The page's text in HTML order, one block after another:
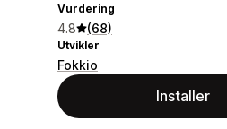
Vurdering
4.8 (68)
Utvikler
Fokkio
Installer